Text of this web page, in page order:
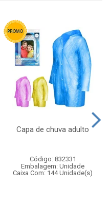
Capa de chuva adulto
Código: 832331
Embalagem: Unidade
Caixa Com: 144 Unidade(s)